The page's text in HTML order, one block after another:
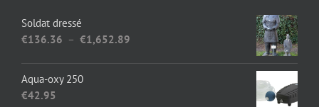
Soldat dressé
€136.36 – €1,652.89
Aqua-oxy 250
€42.95